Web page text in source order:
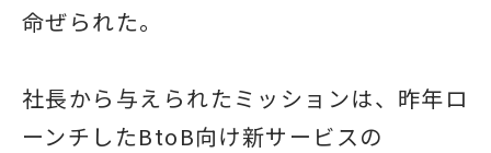
命ぜられた。
社長から与えられたミッションは、昨年ロ
ーンチしたBtoB向け新サービスの